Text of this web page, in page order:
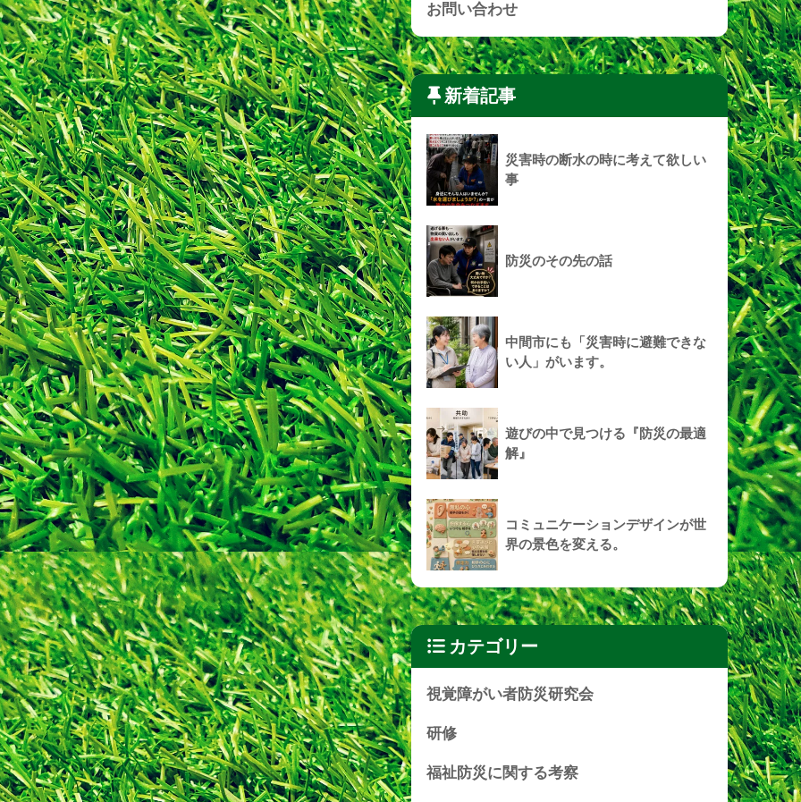
お問い合わせ
新着記事
災害時の断水の時に考えて欲しい
事
防災のその先の話
中間市にも「災害時に避難できな
い人」がいます。
遊びの中で見つける『防災の最適
解』
コミュニケーションデザインが世
界の景色を変える。
カテゴリー
視覚障がい者防災研究会
研修
福祉防災に関する考察